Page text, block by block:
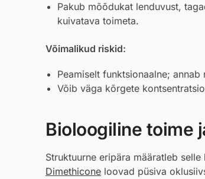
Pakub mõõdukat lenduvust,
kuivatava toimeta.
Võimalikud riskid:
Peamiselt funktsionaalne;
Võib väga kõrgete
Bioloogiline toime
Struktuurne eripära määratleb
Dimethicone loovad püsiva